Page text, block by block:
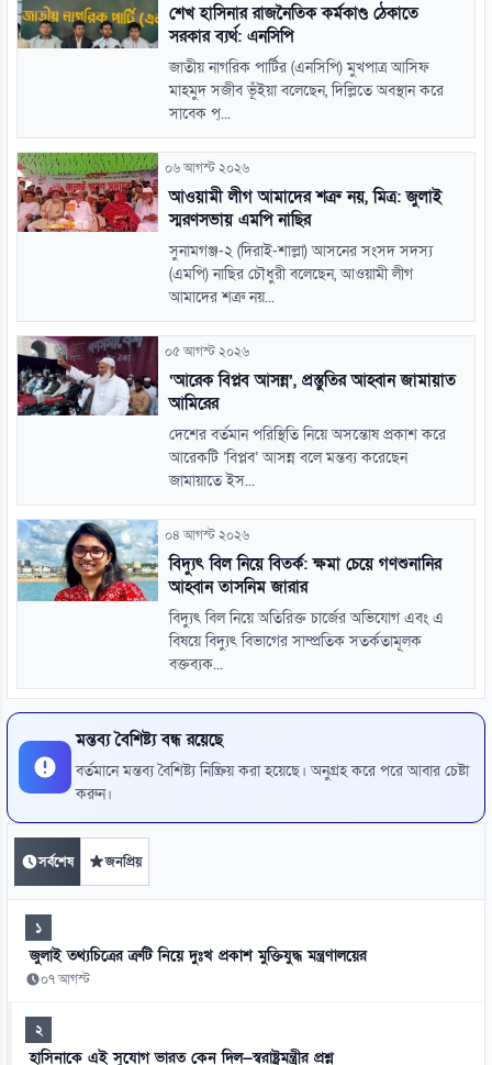
শেখ হাসিনার রাজনৈতিক কর্মকাণ্ড ঠেকাতে
সরকার ব্যর্থ: এনসিপি
জাতীয় নাগরিক পার্টির (এনসিপি) মুখপাত্র আসিফ
মাহমুদ সজীব ভূঁইয়া বলেছেন, দিল্লিতে অবস্থান করে
সাবেক প্...
০৬ আগস্ট ২০২৬
আওয়ামী লীগ আমাদের শত্রু নয়, মিত্র: জুলাই
স্মরণসভায় এমপি নাছির
সুনামগঞ্জ-২ (দিরাই-শাল্লা) আসনের সংসদ সদস্য
(এমপি) নাছির চৌধুরী বলেছেন, আওয়ামী লীগ
আমাদের শত্রু নয়...
০৫ আগস্ট ২০২৬
‘আরেক বিপ্লব আসন্ন’, প্রস্তুতির আহ্বান জামায়াত
আমিরের
দেশের বর্তমান পরিস্থিতি নিয়ে অসন্তোষ প্রকাশ করে
আরেকটি ‘বিপ্লব’ আসন্ন বলে মন্তব্য করেছেন
জামায়াতে ইস...
০৪ আগস্ট ২০২৬
বিদ্যুৎ বিল নিয়ে বিতর্ক: ক্ষমা চেয়ে গণশুনানির
আহ্বান তাসনিম জারার
বিদ্যুৎ বিল নিয়ে অতিরিক্ত চার্জের অভিযোগ এবং এ
বিষয়ে বিদ্যুৎ বিভাগের সাম্প্রতিক সতর্কতামূলক
বক্তব্যক...
মন্তব্য বৈশিষ্ট্য বন্ধ রয়েছে
বর্তমানে মন্তব্য বৈশিষ্ট্য নিষ্ক্রিয় করা হয়েছে। অনুগ্রহ করে পরে আবার চেষ্টা
করুন।
সর্বশেষ জনপ্রিয়
১
জুলাই তথ্যচিত্রের ত্রুটি নিয়ে দুঃখ প্রকাশ মুক্তিযুদ্ধ মন্ত্রণালয়ের
০৭ আগস্ট
২
হাসিনাকে এই সুযোগ ভারত কেন দিল—স্বরাষ্ট্রমন্ত্রীর প্রশ্ন